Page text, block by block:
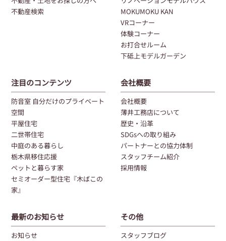
不動産検索
MOKUMOKU KAN
VRコーナー
体験コーナー
お打合せルーム
下砥上モデルガーデン
注目のコンテンツ
防音室 自分だけのプライベート
空間
平屋住宅
二世帯住宅
中庭のある暮らし
栃木県移住応援
ペットと暮らす家
セミオーダー型住宅『木ばこの
家』
会社概要
会社概要
薄井工務店について
歴史・沿革
SDGsへの取り組み
パートナーとの協力体制
スタッフチーム紹介
採用情報
最新のお知らせ
お知らせ
その他
スタッフブログ